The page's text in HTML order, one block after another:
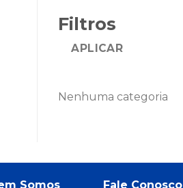
Filtros
APLICAR
Nenhuma categoria
Somos Fale Conosco